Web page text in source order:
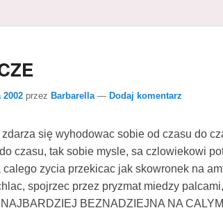
2002 przez Barbarella — Dodaj komentarz
się wyhodowac sobie od czasu do
czasu, tak sobie mysle, sa czlowiekowi
zycia przekicac jak skowronek na
spojrzec przez pryzmat miedzy
BEZNADZIEJNA NA